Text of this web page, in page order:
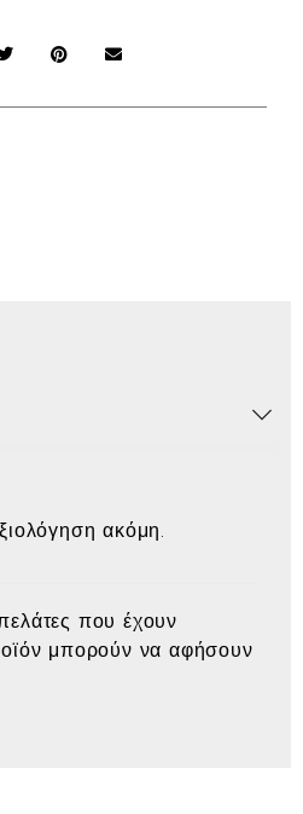
ακόμη.
που έχουν
μπορούν να αφήσουν